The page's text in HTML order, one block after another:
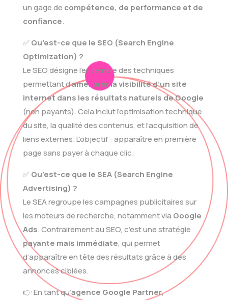
un gage de compétence, de performance et de
confiance.
✅ Qu’est-ce que le SEO (Search Engine
Optimization) ?
Le SEO désigne l’ensemble des techniques
permettant d’améliorer la visibilité d’un site
internet dans les résultats naturels de Google
(non payants). Cela inclut l’optimisation technique
du site, la qualité des contenus, et l’acquisition de
liens externes. L’objectif : apparaître en première
page sans payer à chaque clic.
✅ Qu’est-ce que le SEA (Search Engine
Advertising) ?
Le SEA regroupe les campagnes publicitaires sur
les moteurs de recherche, notamment via Google
Ads. Contrairement au SEO, c’est une stratégie
payante mais immédiate, qui permet
d’apparaître en tête des résultats grâce à des
annonces ciblées.
👉 En tant qu’agence Google Partner,